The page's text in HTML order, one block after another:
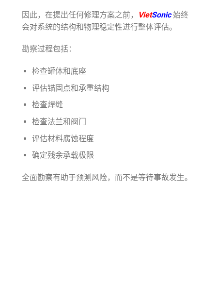
因此，在提出任何修理方案之前， VietSonic始终
会对系统的结构和物理稳定性进行整体评估。
勘察过程包括：
检查罐体和底座
评估锚固点和承重结构
检查焊缝
检查法兰和阀门
评估材料腐蚀程度
确定残余承载极限
全面勘察有助于预测风险，而不是等待事故发生。